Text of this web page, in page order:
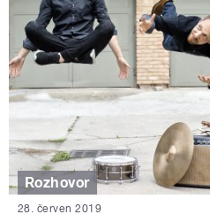
Rozhovor
28. červen 2019